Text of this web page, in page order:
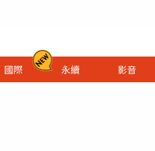
國際 永續 影音